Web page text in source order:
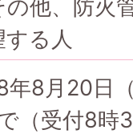
の他、防火
する人
年8月20日
（受付8時